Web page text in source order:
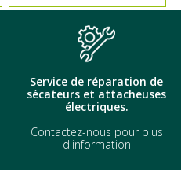
Service de réparation de
sécateurs et attacheuses
électriques.
Contactez-nous pour plus
d'information